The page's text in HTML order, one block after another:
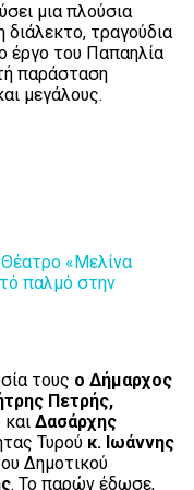
μια πλούσια
τραγούδια
έργο του Παπαηλία
παράσταση
μεγάλους.
«Μελίνα
παλμό στην
τους ο Δήμαρχος
Πετρής,
Δασάρχης
Τυρού κ. Ιωάννης
Δημοτικού
. Το παρών έδωσε,